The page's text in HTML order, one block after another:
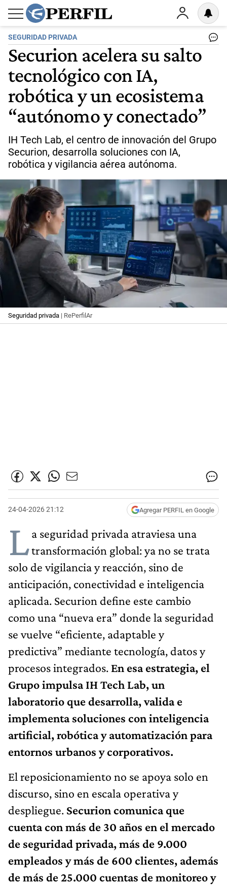
SEGURIDAD PRIVADA
Securion acelera su salto
tecnológico con IA,
robótica y un ecosistema
“autónomo y conectado”
IH Tech Lab, el centro de innovación del Grupo
Securion, desarrolla soluciones con IA,
robótica y vigilancia aérea autónoma.
Seguridad privada | RePerfilAr
24-04-2026 21:12 Agregar PERFIL en Google
La seguridad privada atraviesa una
transformación global: ya no se trata
solo de vigilancia y reacción, sino de
anticipación, conectividad e inteligencia
aplicada. Securion define este cambio
como una “nueva era” donde la seguridad
se vuelve “eficiente, adaptable y
predictiva” mediante tecnología, datos y
procesos integrados. En esa estrategia, el
Grupo impulsa IH Tech Lab, un
laboratorio que desarrolla, valida e
implementa soluciones con inteligencia
artificial, robótica y automatización para
entornos urbanos y corporativos.
El reposicionamiento no se apoya solo en
discurso, sino en escala operativa y
despliegue. Securion comunica que
cuenta con más de 30 años en el mercado
de seguridad privada, más de 9.000
empleados y más de 600 clientes, además
de más de 25.000 cuentas de monitoreo y